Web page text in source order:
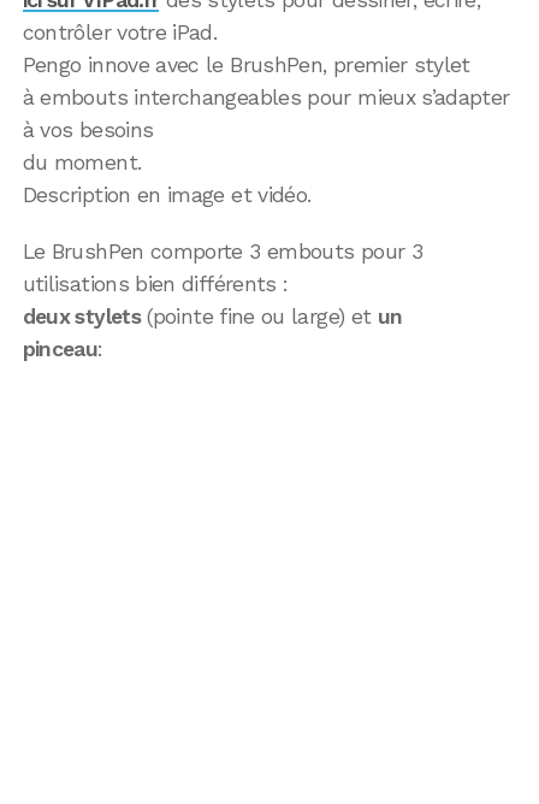
contrôler votre iPad.
Pengo innove avec le BrushPen, premier stylet
à embouts interchangeables pour mieux s’adapter
à vos besoins
du moment.
Description en image et vidéo.
Le BrushPen comporte 3 embouts pour 3
utilisations bien différents :
deux stylets(pointe fine ou large) et un
pinceau: